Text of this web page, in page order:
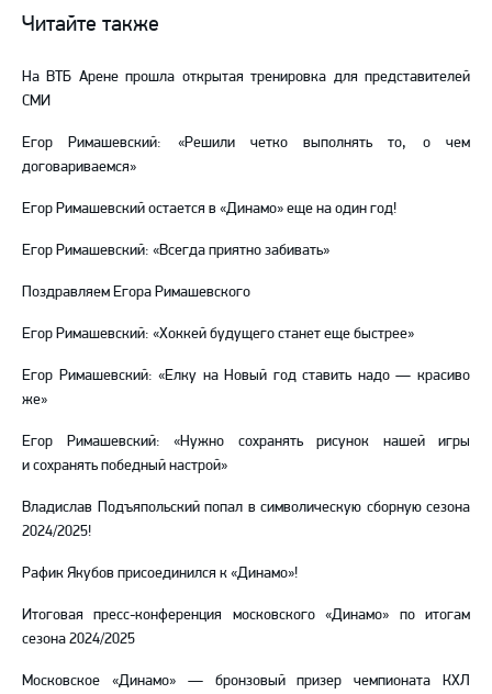
ВКонтакте
в
TelegramYouTube
Читайте также
На ВТБ Арене прошла открытая тренировка для представителей
СМИ
Егор Римашевский: «Решили четко выполнять то, о чем
договариваемся»
Егор Римашевский остается в «Динамо» еще на один год!
Егор Римашевский: «Всегда приятно забивать»
Поздравляем Егора Римашевского
Егор Римашевский: «Хоккей будущего станет еще быстрее»
Егор Римашевский: «Елку на Новый год ставить надо — красиво
же»
Егор Римашевский: «Нужно сохранять рисунок нашей игры
и сохранять победный настрой»
Владислав Подъяпольский попал в символическую сборную сезона
2024/2025!
Рафик Якубов присоединился к «Динамо»!
Итоговая пресс-конференция московского «Динамо» по итогам
сезона 2024/2025
Московское «Динамо» — бронзовый призер чемпионата КХЛ